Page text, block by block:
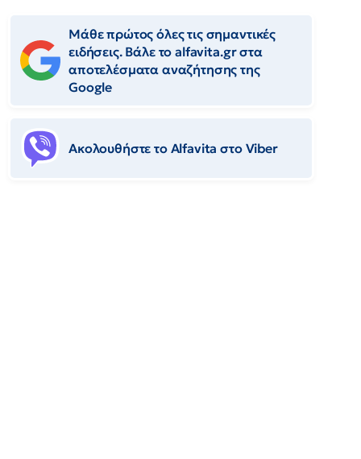
Μάθε πρώτος όλες τις σημαντικές
ειδήσεις. Βάλε το alfavita.gr στα
αποτελέσματα αναζήτησης της
Google
Ακολουθήστε το Αlfavita στο Viber